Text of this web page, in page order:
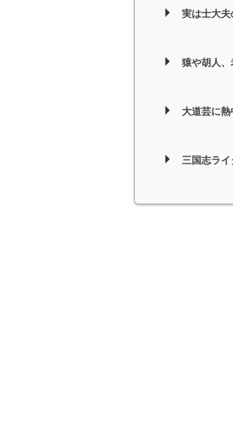
実は士大
猿や胡人
大道芸に
三国志ラ